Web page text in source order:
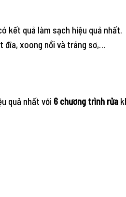
kết quả làm sạch hiệu quả nhất.
đĩa, xoong nồi và tráng sơ,…
quả nhất với 6 chương trình rửa